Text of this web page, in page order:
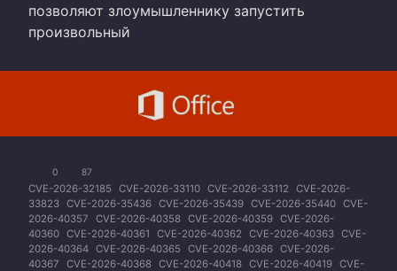
позволяют злоумышленнику запустить
произвольный
0 87
CVE-2026-32185 CVE-2026-33110 CVE-2026-33112
CVE-2026-
33823 CVE-2026-35436 CVE-2026-35439 CVE-2026-35440 CVE-
2026-40357
CVE-2026-40358 CVE-2026-40359 CVE-2026-
40360 CVE-2026-40361 CVE-2026-40362 CVE-2026-40363 CVE-
2026-40364 CVE-2026-40365 CVE-2026-40366 CVE-2026-
40367
CVE-2026-40368 CVE-2026-40418 CVE-2026-40419 CVE-